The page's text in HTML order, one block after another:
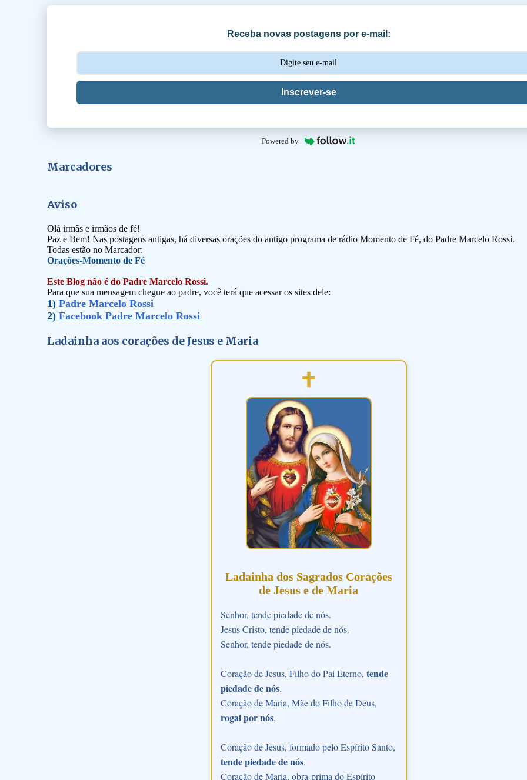
i
Receba novas postagens por e-mail:
Inscrever-se
Powered by
Marcadores
Aviso
Olá irmãs e irmãos de fé!
Paz e Bem! Nas postagens antigas, há diversas orações do antigo programa de rádio Momento de Fé, do Padre Marcelo Rossi.
Todas estão no Marcador:
Orações-Momento de Fé
Este Blog não é do Padre Marcelo Rossi.
Para que sua mensagem chegue ao padre, você terá que acessar os sites dele:
1) Padre Marcelo Rossi
2) Facebook Padre Marcelo Rossi
Ladainha aos corações de Jesus e Maria
Ladainha dos Sagrados Corações
de Jesus e de Maria
Senhor, tende piedade de nós.
Jesus Cristo, tende piedade de nós.
Senhor, tende piedade de nós.
Coração de Jesus, Filho do Pai Eterno, tende
piedade de nós.
Coração de Maria, Mãe do Filho de Deus,
rogai por nós.
Coração de Jesus, formado pelo Espírito Santo,
tende piedade de nós.
Coração de Maria, obra-prima do Espírito